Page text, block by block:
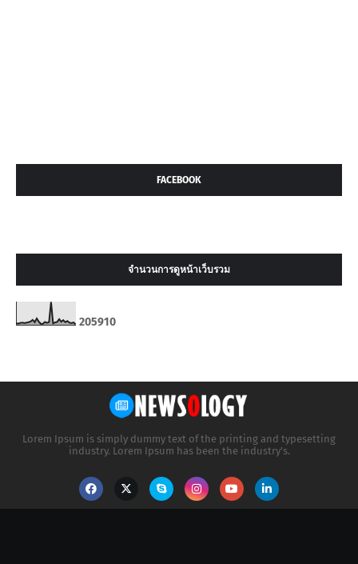
FACEBOOK
จำนวนการดูหน้าเว็บรวม
205910
Lorem Ipsum is simply dummy text of the printing and typesetting
industry. Lorem Ipsum has been the industry's.